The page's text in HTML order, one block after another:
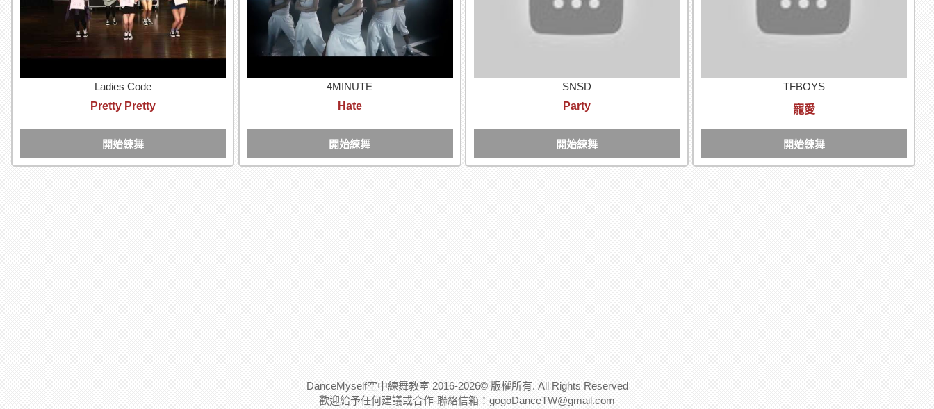
Ladies Code
Pretty Pretty
開始練舞
4MINUTE
Hate
開始練舞
SNSD
Party
開始練舞
TFBOYS
寵愛
開始練舞
DanceMyself空中練舞教室 2016-2026© 版權所有. All Rights Reserved
歡迎給予任何建議或合作-聯絡信箱： gogoDanceTW@gmail.com